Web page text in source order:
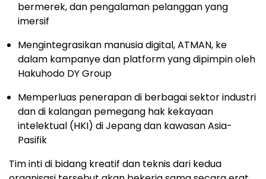
bermerek, dan pengalaman pelanggan yang
imersif
Mengintegrasikan manusia digital, ATMAN, ke
dalam kampanye dan platform yang dipimpin oleh
Hakuhodo DY Group
Memperluas penerapan di berbagai sektor industri
dan di kalangan pemegang hak kekayaan
intelektual (HKI) di Jepang dan kawasan Asia-
Pasifik
Tim inti di bidang kreatif dan teknis dari kedua